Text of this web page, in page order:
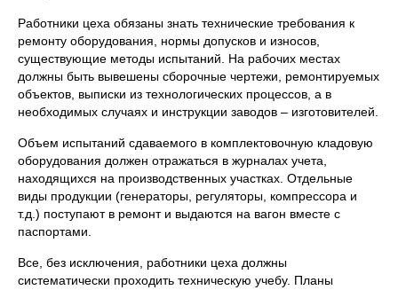
Работники цеха обязаны знать технические требования к
ремонту оборудования, нормы допусков и износов,
существующие методы испытаний. На рабочих местах
должны быть вывешены сборочные чертежи, ремонтируемых
объектов, выписки из технологических процессов, а в
необходимых случаях и инструкции заводов – изготовителей.
Объем испытаний сдаваемого в комплектовочную кладовую
оборудования должен отражаться в журналах учета,
находящихся на производственных участках. Отдельные
виды продукции (генераторы, регуляторы, компрессора и
т.д.) поступают в ремонт и выдаются на вагон вместе с
паспортами.
Все, без исключения, работники цеха должны
систематически проходить техническую учебу. Планы